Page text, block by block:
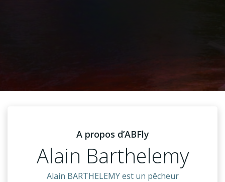
A propos d’ABFly
Alain Barthelemy
Alain BARTHELEMY est un pêcheur